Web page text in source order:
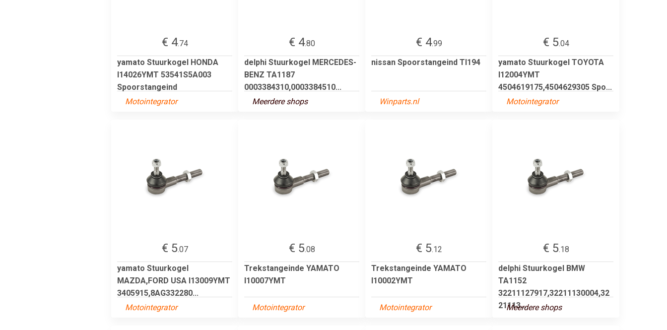
€ 4.74
yamato Stuurkogel HONDA
I14026YMT 53541S5A003
Spoorstangeind
Motointegrator
€ 4.80
delphi Stuurkogel MERCEDES-
BENZ TA1187
0003384310,0003384510...
Meerdere shops
€ 4.99
nissan Spoorstangeind TI194
Winparts.nl
€ 5.04
yamato Stuurkogel TOYOTA
I12004YMT
4504619175,4504629305 Spo...
Motointegrator
€ 5.07
yamato Stuurkogel
MAZDA,FORD USA I13009YMT
3405915,8AG332280...
Motointegrator
€ 5.08
Trekstangeinde YAMATO
I10007YMT
Motointegrator
€ 5.12
Trekstangeinde YAMATO
I10002YMT
Motointegrator
€ 5.18
delphi Stuurkogel BMW
TA1152
32211127917,32211130004,32
21113...
Meerdere shops